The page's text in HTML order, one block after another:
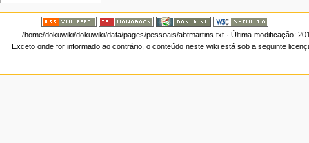
/home/dokuwiki/dokuwiki/data/pages/pessoais/abtmartins.txt· Última modificação:
Exceto onde for informado ao contrário, o conteúdo neste wiki está sob a seguinte